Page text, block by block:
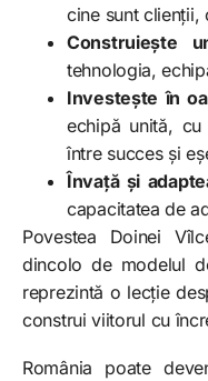
cine sunt clienții,
Construiește
tehnologia,
Investește în
echipă unită,
între succes și
Învață și
capacitatea de
Povestea Doinei
dincolo de modelul
reprezintă o lecție
construi viitorul cu
România poate